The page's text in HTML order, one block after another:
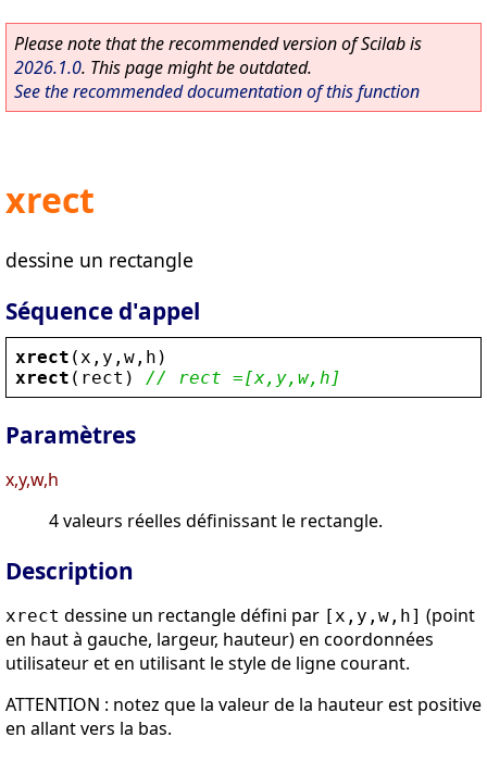
Please note that the recommended version of Scilab is
2026.1.0. This page might be outdated.
See the recommended documentation of this function
xrect
dessine un rectangle
Séquence d'appel
xrect ( x , y , w , h )
xrect ( rect ) // rect =[x,y,w,h]
Paramètres
x,y,w,h
4 valeurs réelles définissant le rectangle.
Description
xrect dessine un rectangle défini par [x,y,w,h] (point
en haut à gauche, largeur, hauteur) en coordonnées
utilisateur et en utilisant le style de ligne courant.
ATTENTION : notez que la valeur de la hauteur est positive
en allant vers la bas.